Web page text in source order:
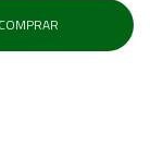
COMPRAR